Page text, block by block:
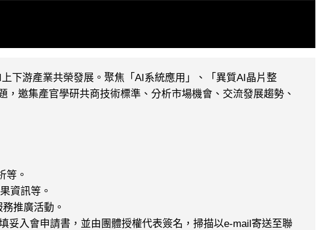
下游產業共榮發展。聚焦「AI系統應用」、「異質AI晶片整
邀集產官學研共商技術標準、分析市場機會、交流發展趨勢、
等。
資訊等。
務推廣活動 。
妥入會申請書，並由團體授權代表簽名，掃描以e-mail寄送至聯